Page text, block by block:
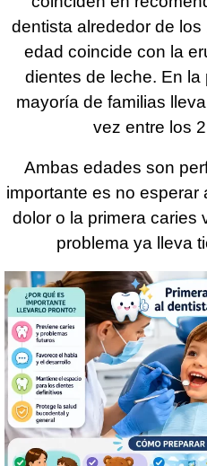
dentista alrededor de
edad coincide con la
dientes de leche. En
mayoría de familias
vez entre los
Ambas edades son
importante es no esperar
dolor o la primera caries
problema ya lleva